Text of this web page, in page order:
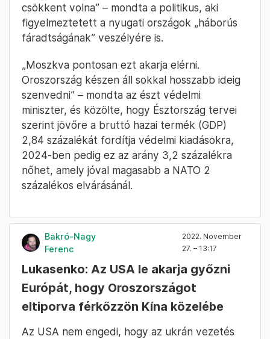
csökkent volna” – mondta a politikus, aki
figyelmeztetett a nyugati országok „háborús
fáradtságának” veszélyére is.
„Moszkva pontosan ezt akarja elérni.
Oroszország készen áll sokkal hosszabb ideig
szenvedni” – mondta az észt védelmi
miniszter, és közölte, hogy Észtország tervei
szerint jövőre a bruttó hazai termék (GDP)
2,84 százalékát fordítja védelmi kiadásokra,
2024-ben pedig ez az arány 3,2 százalékra
nőhet, amely jóval magasabb a NATO 2
százalékos elvárásánál.
Bakró-Nagy
Ferenc
2022. November
27. – 13:17
Lukasenko: Az USA le akarja győzni
Európát, hogy Oroszországot
eltiporva férkőzzön Kína közelébe
Az USA nem engedi, hogy az ukrán vezetés